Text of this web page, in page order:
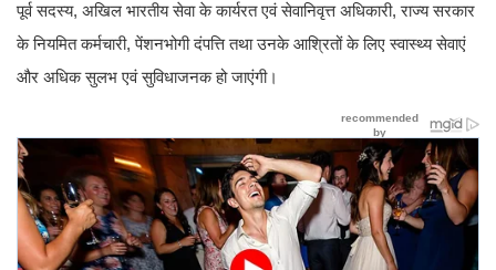
पूर्व सदस्य, अखिल भारतीय सेवा के कार्यरत एवं सेवानिवृत्त अधिकारी, राज्य सरकार
के नियमित कर्मचारी, पेंशनभोगी दंपत्ति तथा उनके आश्रितों के लिए स्वास्थ्य सेवाएं
और अधिक सुलभ एवं सुविधाजनक हो जाएंगी।